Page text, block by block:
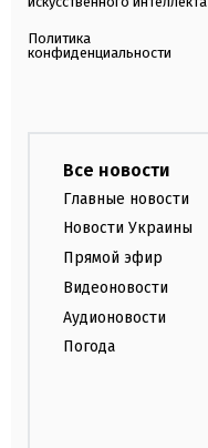
Политика
конфиденциальности
Все новости
Главные новости
Новости Украины
Прямой эфир
Видеоновости
Аудионовости
Погода